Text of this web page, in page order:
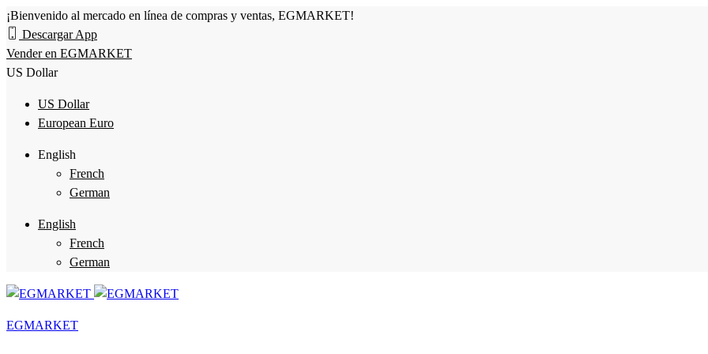
¡Bienvenido al mercado en línea de compras y ventas, EGMARKET!
Descargar App
Vender en EGMARKET
US Dollar
US Dollar
European Euro
English
French
German
English
French
German
EGMARKET